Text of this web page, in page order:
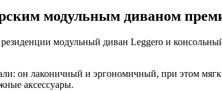
модульным диваном
модульный диван Leggero и
он лаконичный и эргономичный, при этом
аксессуары.